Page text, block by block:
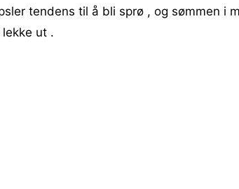
tendens til å bli sprø , og sømmen i
ut .